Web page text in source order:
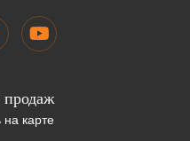
на карте